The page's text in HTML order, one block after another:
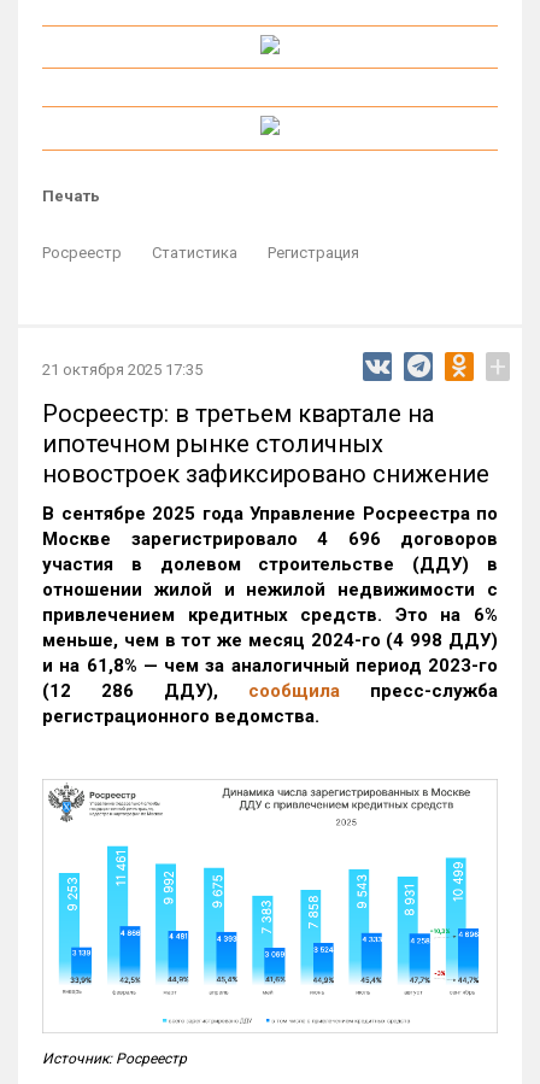
Печать
Росреестр Статистика Регистрация
21 октября 2025 17:35 +
Росреестр: в третьем квартале на
ипотечном рынке столичных
новостроек зафиксировано снижение
В сентябре 2025 года Управление Росреестра по
Москве зарегистрировало 4 696 договоров
участия в долевом строительстве (ДДУ) в
отношении жилой и нежилой недвижимости с
привлечением кредитных средств. Это на 6%
меньше, чем в тот же месяц 2024-го (4 998 ДДУ)
и на 61,8% — чем за аналогичный период 2023-го
(12 286 ДДУ), сообщила пресс-служба
регистрационного ведомства.
Источник: Росреестр